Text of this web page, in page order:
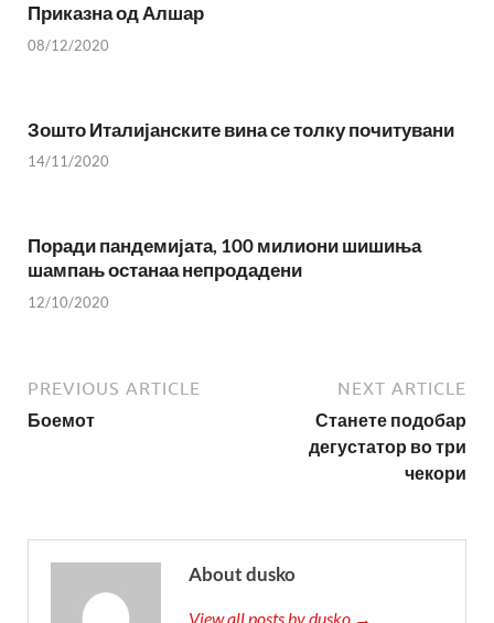
Приказна од Алшар
08/12/2020
Зошто Италијанските вина се толку почитувани
14/11/2020
Поради пандемијата, 100 милиони шишиња
шампањ останаа непродадени
12/10/2020
PREVIOUS ARTICLE
Боемот
NEXT ARTICLE
Станете подобар
дегустатор во три
чекори
About dusko
View all posts by dusko →